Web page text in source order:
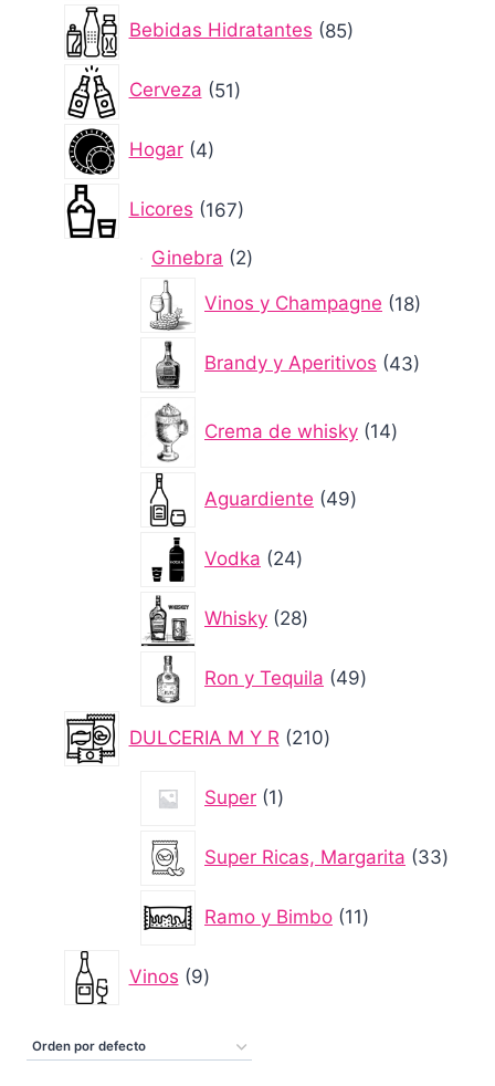
Bebidas Hidratantes
85
85
productos
Cerveza
51
51
productos
Hogar
4
4
productos
Licores
167
167
productos
Ginebra
22
Vinos y Champagne 18
18
Brandy y Aperitivos
43
43
Crema de whisky 14productos
Aguardiente 49
49
productos
Vodka
24
24
productos
Whisky 28
28
productos
Ron y Tequila
49
49
productos
DULCERIA M Y R 210
210
productos
Super 1
1
producto
Super Ricas, Margarita
33
33
Ramo y Bimbo 11
11
productos
Vinos 9
9
productos